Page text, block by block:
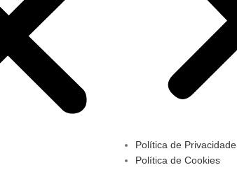
Política de Privacidade
Política de Cookies